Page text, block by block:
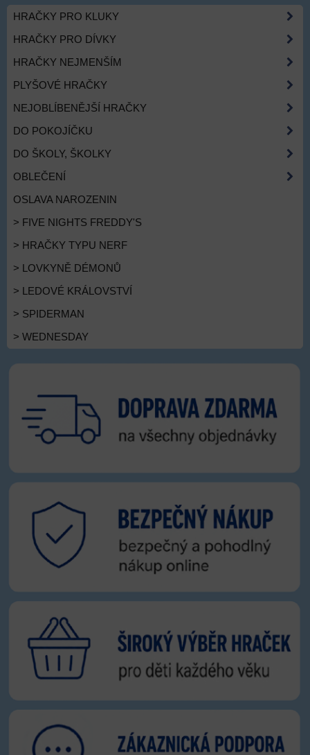
HRAČKY PRO KLUKY
HRAČKY PRO DÍVKY
HRAČKY NEJMENŠÍM
PLYŠOVÉ HRAČKY
NEJOBLÍBENĚJŠÍ HRAČKY
DO POKOJÍČKU
DO ŠKOLY, ŠKOLKY
OBLEČENÍ
OSLAVA NAROZENIN
> FIVE NIGHTS FREDDY'S
> HRAČKY TYPU NERF
> LOVKYNĚ DÉMONŮ
> LEDOVÉ KRÁLOVSTVÍ
> SPIDERMAN
> WEDNESDAY